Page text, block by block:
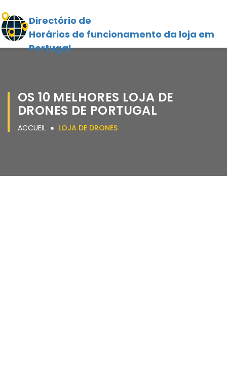
Directório de
Horários de funcionamento da loja em
Portugal
OS 10 MELHORES LOJA DE
DRONES DE PORTUGAL
ACCUEIL LOJA DE DRONES